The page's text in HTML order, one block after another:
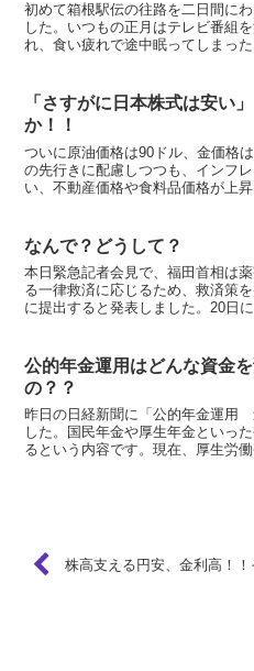
初めて箱根駅伝の往路を二日間に
した。いつもの正月はテレビ番組
れ、食い疲れで途中眠ってしまっ
「さすがに日本株式は安い
か！！
ついに原油価格は90ドル、金価格
の先行きに配慮しつつも、インフ
い、不動産価格や食料品価格が上
なんで？どうして？
本日緊急記者会見で、福田首相は
る一律救済に応じるため、救済策
に提出すると発表しました。20日
公的年金運用はどんな資金
の？？
昨日の日経新聞に「公的年金運用
した。国民年金や厚生年金といっ
るという内容です。現在、厚生労
株高支える円安、金利高！